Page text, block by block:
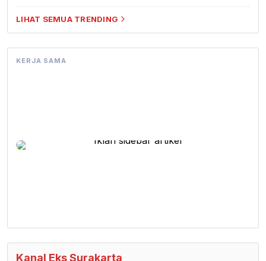
LIHAT SEMUA TRENDING
KERJA SAMA
Kanal Eks Surakarta